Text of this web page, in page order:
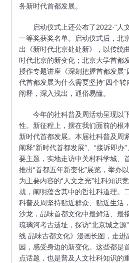
务新时代首都发展。
启动仪式上还公布了2022·“人
一等奖获奖名单。启动仪式后，北
出《新时代北京处处新》，以传统
时代北京的新变化；北京大学首都
授作专题讲座《深刻把握首都发展
代首都发展为什么需要坚持“四个转
阐释，深入浅出，通俗易懂。
今年的社科普及周活动呈现以
性。新征程上，摆在我们面前的根
新时代首都发展。本届社科普及周
阐释“新时代首都发展”、“接诉即办
要主题，实地走访中关村科学城、
推出“首都五年新变化”展览，举办
为主要内容的“人文之光”社科知识
就，阐明蕴含其中的哲社科道理。
科普及周坚持贴近群众、贴近生活
沙龙，品味首都文化中最鲜活、最
琉璃河考古遗址，探访“北京城之源
线 品味古都文化》漫画长图，走进
园，感受身边的新变化。这些都是
点话题，也是普及人文社科知识的